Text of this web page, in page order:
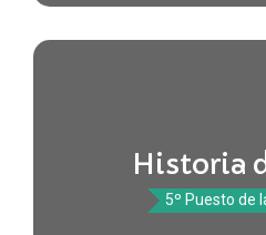
Historia
5º Puesto de